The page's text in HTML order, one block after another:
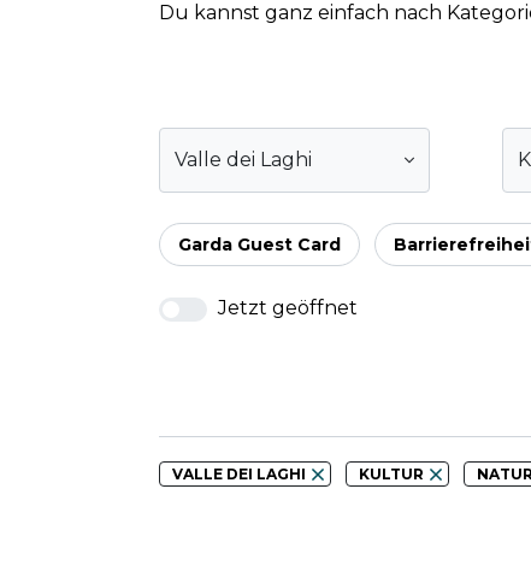
Du kannst ganz einfach nach
Valle dei Laghi
Garda Guest Card
Jetzt geöffnet
VALLE DEI LAGHI KULTUR NATUR